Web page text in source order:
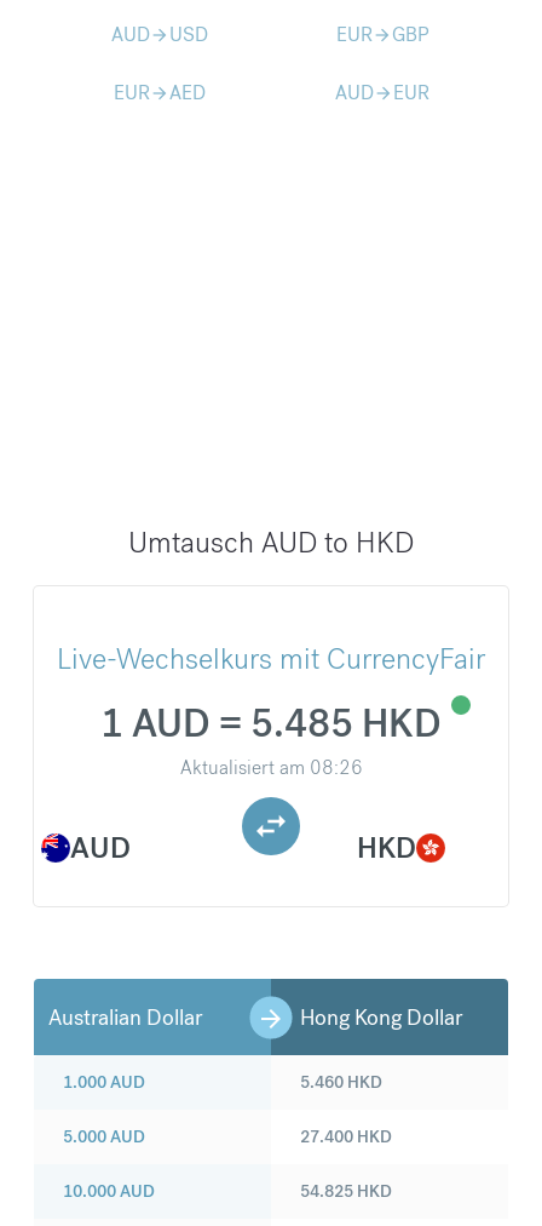
AUDarrow_forward USD EURarrow_forward GBP
EURarrow_forwardAED AUDarrow_forward EUR
Umtausch AUD to HKD
Live-Wechselkurs mit CurrencyFair
AUD
1 AUD = 5.485 HKD
Aktualisiert am 08:26
HKD
Australian Dollar Hong Kong Dollar
1.000AUD
5.000AUD
10.000AUD
5.460 HKD
27.400 HKD
54.825 HKD